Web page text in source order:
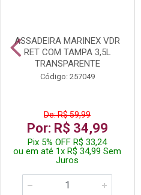
ASSADEIRA MARINEX VDR
RET COM TAMPA 3,5L
TRANSPARENTE
Código: 257049
De: R$ 59,99
Por: R$ 34,99
Pix 5% OFF R$ 33,24
ou em até 1x R$ 34,99 Sem
Juros